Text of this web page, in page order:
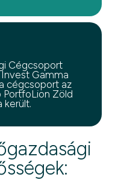
Cégcsoport
Gamma
cégcsoport az
PortfoLion Zöld
került.